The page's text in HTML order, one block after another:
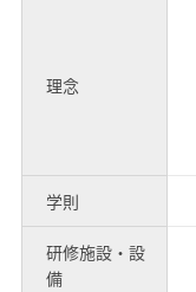
理念
学則
研修施設・設
備